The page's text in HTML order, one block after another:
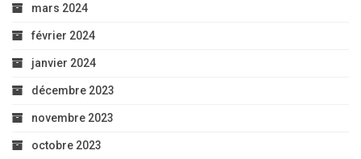
mars 2024
février 2024
janvier 2024
décembre 2023
novembre 2023
octobre 2023